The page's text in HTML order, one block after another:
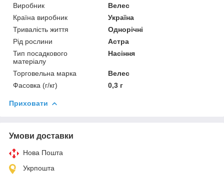
Виробник
Велес
Країна виробник
Україна
Тривалість життя
Однорічні
Рід рослини
Астра
Тип посадкового
матеріалу
Насіння
Торговельна марка
Велес
Фасовка (г/кг)
0,3 г
Приховати
Умови доставки
Нова Пошта
Укрпошта